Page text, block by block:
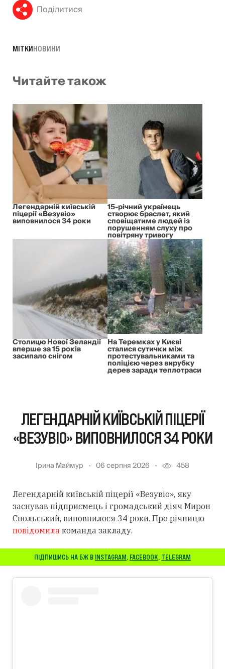
Поділитися
МІТКИНОВИНИ
Читайте також
Легендарній київській
піцерії «Везувіо»
виповнилося 34 роки
15-річний українець
створює браслет, який
сповіщатиме людей із
порушенням слуху про
повітряну тривогу
Столицю Нової Зеландії
вперше за 15 років
засипало снігом
На Теремках у Києві
сталися сутички між
протестувальниками та
поліцією через вирубку
дерев заради теплотраси
ЛЕГЕНДАРНІЙ КИЇВСЬКІЙ ПІЦЕРІЇ
«ВЕЗУВІО» ВИПОВНИЛОСЯ 34 РОКИ
Ірина Маймур 06 серпня 2026 458
Легендарній київській піцерії «Везувіо», яку
заснував підприємець і громадський діяч Мирон
Спольський, виповнилося 34 роки. Про річницю
повідомила команда закладу.
ПІДПИШИСЬ НА БЖ В INSTAGRAM, FACEBOOK, TELEGRAM